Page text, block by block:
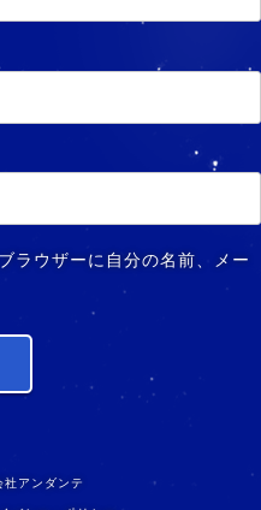
ラウザーに自分の名前、メー
社アンダンテ